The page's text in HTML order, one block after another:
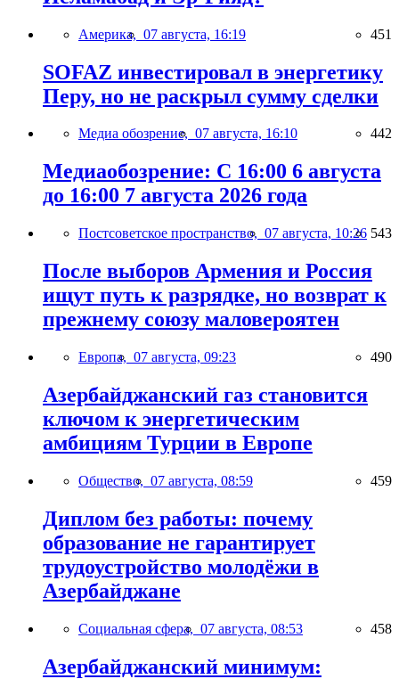
Америка, 07 августа, 16:19 451
SOFAZ инвестировал в энергетику
Перу, но не раскрыл сумму сделки
Медиа обозрение, 07 августа, 16:10 442
Медиаобозрение: С 16:00 6 августа
до 16:00 7 августа 2026 года
Постсоветское пространство, 07 августа, 10:26 543
После выборов Армения и Россия
ищут путь к разрядке, но возврат к
прежнему союзу маловероятен
Европа, 07 августа, 09:23 490
Азербайджанский газ становится
ключом к энергетическим
амбициям Турции в Европе
Общество, 07 августа, 08:59 459
Диплом без работы: почему
образование не гарантирует
трудоустройство молодёжи в
Азербайджане
Социальная сфера, 07 августа, 08:53 458
Азербайджанский минимум: